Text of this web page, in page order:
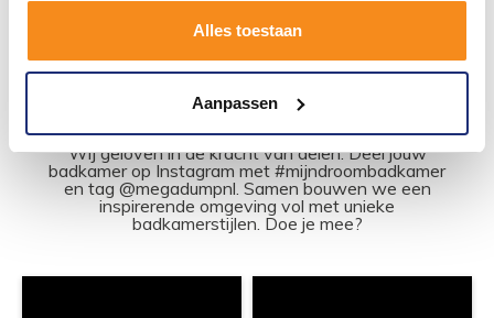
Alles toestaan
Aanpassen
#mijndroombadkamer
Wij geloven in de kracht van delen. Deel jouw
badkamer op Instagram met #mijndroombadkamer
en tag @megadumpnl. Samen bouwen we een
inspirerende omgeving vol met unieke
badkamerstijlen. Doe je mee?